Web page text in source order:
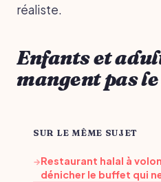
réaliste.
Enfants et
mangent pas
SUR LE MÊME SUJET
→Restaurant halal à
dénicher le buffet qui